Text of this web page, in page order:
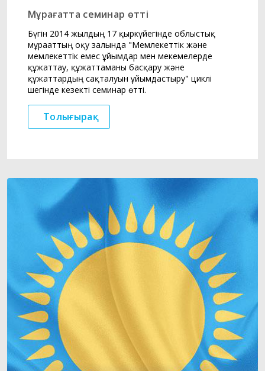
Мұрағатта семинар өтті
Бүгін 2014 жылдың 17 қыркүйегінде облыстық
мұрағаттың оқу залында "Мемлекеттік және
мемлекеттік емес ұйымдар мен мекемелерде
құжаттау, құжаттаманы басқару және
құжаттардың сақталуын ұйымдастыру" циклі
шегінде кезекті семинар өтті.
Толығырақ